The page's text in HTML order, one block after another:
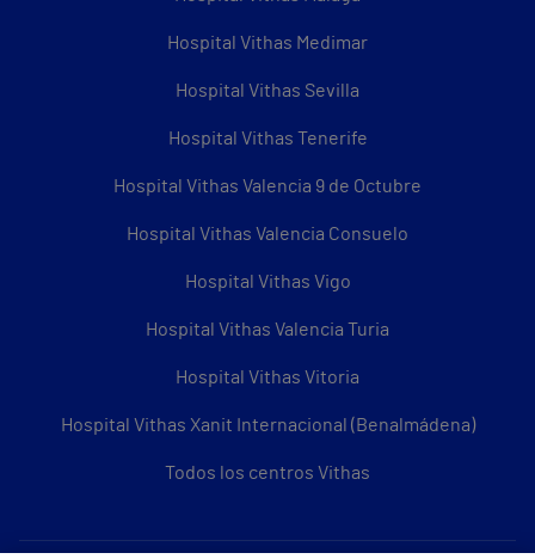
Hospital Vithas Medimar
Hospital Vithas Sevilla
Hospital Vithas Tenerife
Hospital Vithas Valencia 9 de Octubre
Hospital Vithas Valencia Consuelo
Hospital Vithas Vigo
Hospital Vithas Valencia Turia
Hospital Vithas Vitoria
Hospital Vithas Xanit Internacional (Benalmádena)
Todos los centros Vithas